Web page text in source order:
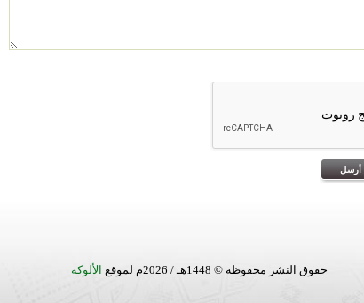
حقوق النشر محفوظة © 1448هـ / 2026م لموقع الألوكة